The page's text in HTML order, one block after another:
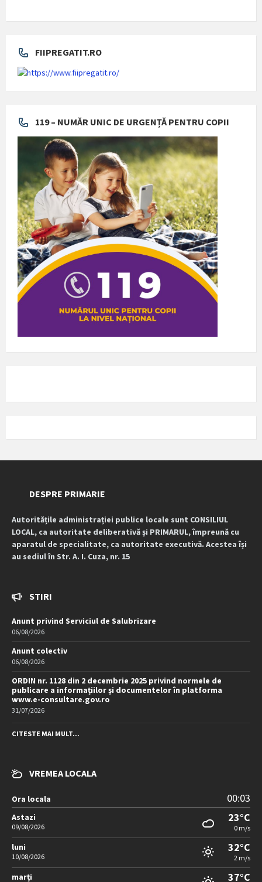
FIIPREGATIT.RO
119 – NUMĂR UNIC DE URGENȚĂ PENTRU COPII
DESPRE PRIMARIE
Autoritățile administrației publice locale sunt CONSILIUL
LOCAL, ca autoritate deliberativă și PRIMARUL, împreună cu
aparatul de specialitate, ca autoritate executivă. Acestea își
au sediul în Str. A. I. Cuza, nr. 15
STIRI
Anunt privind Serviciul de Salubrizare
06/08/2026
Anunt colectiv
06/08/2026
ORDIN nr. 1128 din 2 decembrie 2025 privind normele de
publicare a informațiilor și documentelor în platforma
www.e-consultare.gov.ro
31/07/2026
CITESTE MAI MULT...
VREMEA LOCALA
Ora locala 00:03
Astazi
09/08/2026
23°C
0 m/s
luni
10/08/2026
32°C
2 m/s
marți 37°C